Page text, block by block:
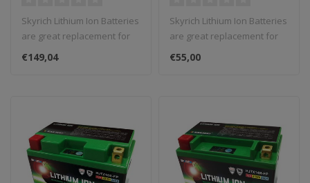
Skyrich Lithium Ion Batteries
are great replacement for
classic batteries. We st..
€149,04
Skyrich Lithium Ion Batteries
are great replacement for
classic batteries. We st..
€55,00